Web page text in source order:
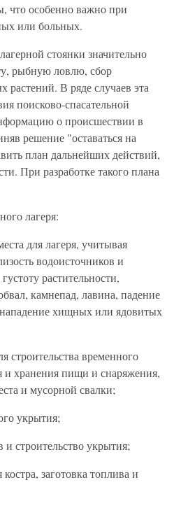
что особенно важно при
или больных.
стоянки значительно
рыбную ловлю, сбор
растений. В ряде случаев эта
поисково-спасательной
о происшествии в
решение "оставаться на
план дальнейших действий,
При разработке такого плана
лагеря:
для лагеря, учитывая
водоисточников и
растительности,
камнепад, лавина, падение
хищных или ядовитых
строительства временного
хранения пищи и снаряжения,
и мусорной свалки;
укрытия;
строительство укрытия;
заготовка топлива и